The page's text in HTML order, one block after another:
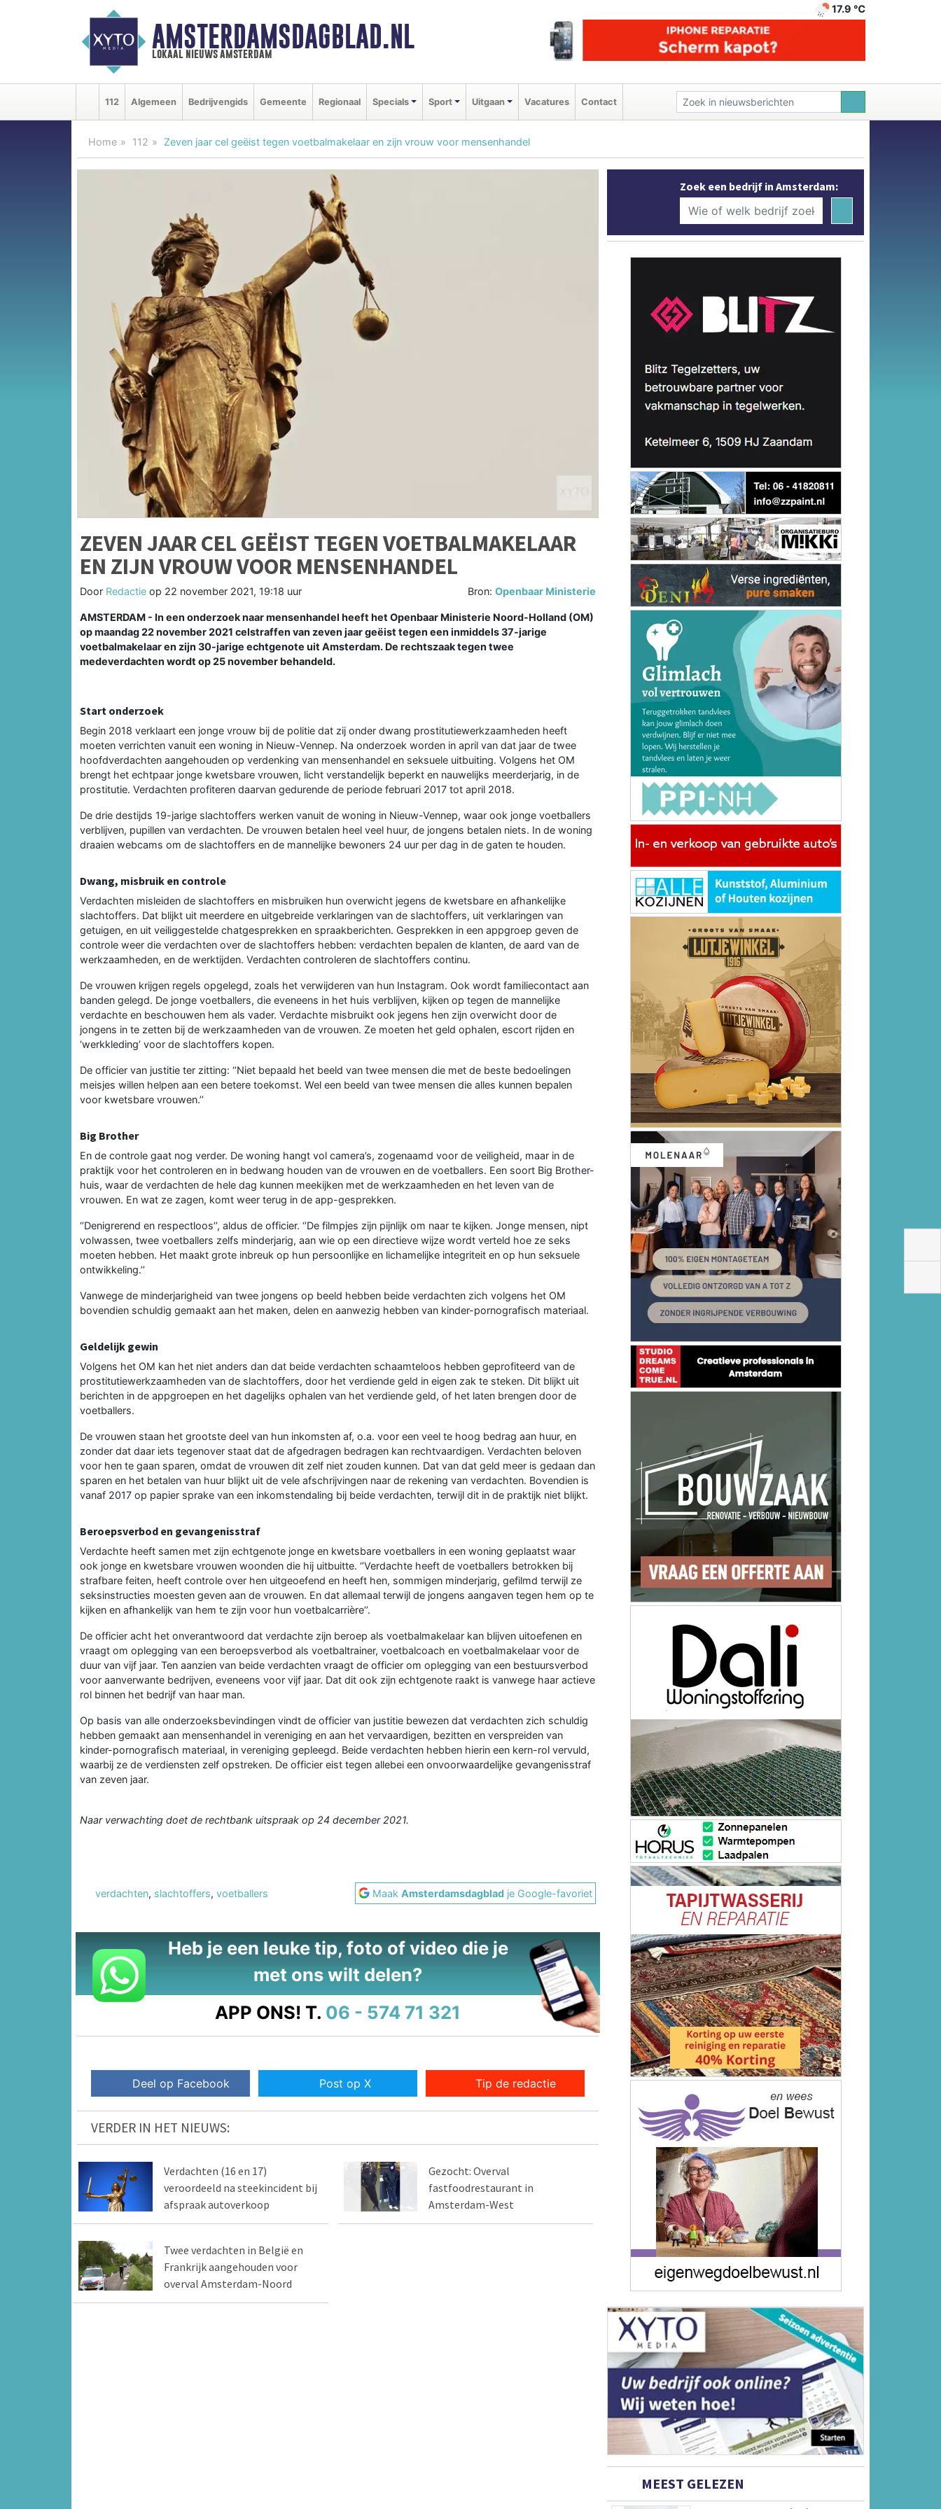
AMSTERDAMSDAGBLAD.NL
lokaal nieuws amsterdam
17.9 ℃
112 Algemeen Bedrijvengids Gemeente Regionaal Specials Sport Uitgaan Vacatures Contact
Home 112 Zeven jaar cel geëist tegen voetbalmakelaar en zijn vrouw voor mensenhandel
ZEVEN JAAR CEL GEËIST TEGEN VOETBALMAKELAAR
EN ZIJN VROUW VOOR MENSENHANDEL
Door Redactie op 22 november 2021, 19:18 uur Bron:Openbaar Ministerie
AMSTERDAM - In een onderzoek naar mensenhandel heeft het Openbaar Ministerie Noord-Holland (OM)
op maandag 22 november 2021 celstraffen van zeven jaar geëist tegen een inmiddels 37-jarige
voetbalmakelaar en zijn 30-jarige echtgenote uit Amsterdam. De rechtszaak tegen twee
medeverdachten wordt op 25 november behandeld.
Start onderzoek
Begin 2018 verklaart een jonge vrouw bij de politie dat zij onder dwang prostitutiewerkzaamheden heeft
moeten verrichten vanuit een woning in Nieuw-Vennep. Na onderzoek worden in april van dat jaar de twee
hoofdverdachten aangehouden op verdenking van mensenhandel en seksuele uitbuiting. Volgens het OM
brengt het echtpaar jonge kwetsbare vrouwen, licht verstandelijk beperkt en nauwelijks meerderjarig, in de
prostitutie. Verdachten profiteren daarvan gedurende de periode februari 2017 tot april 2018.
De drie destijds 19-jarige slachtoffers werken vanuit de woning in Nieuw-Vennep, waar ook jonge voetballers
verblijven, pupillen van verdachten. De vrouwen betalen heel veel huur, de jongens betalen niets. In de woning
draaien webcams om de slachtoffers en de mannelijke bewoners 24 uur per dag in de gaten te houden.
Dwang, misbruik en controle
Verdachten misleiden de slachtoffers en misbruiken hun overwicht jegens de kwetsbare en afhankelijke
slachtoffers. Dat blijkt uit meerdere en uitgebreide verklaringen van de slachtoffers, uit verklaringen van
getuigen, en uit veiliggestelde chatgesprekken en spraakberichten. Gesprekken in een appgroep geven de
controle weer die verdachten over de slachtoffers hebben: verdachten bepalen de klanten, de aard van de
werkzaamheden, en de werktijden. Verdachten controleren de slachtoffers continu.
De vrouwen krijgen regels opgelegd, zoals het verwijderen van hun Instagram. Ook wordt familiecontact aan
banden gelegd. De jonge voetballers, die eveneens in het huis verblijven, kijken op tegen de mannelijke
verdachte en beschouwen hem als vader. Verdachte misbruikt ook jegens hen zijn overwicht door de
jongens in te zetten bij de werkzaamheden van de vrouwen. Ze moeten het geld ophalen, escort rijden en
‘werkkleding’ voor de slachtoffers kopen.
De officier van justitie ter zitting: ‘’Niet bepaald het beeld van twee mensen die met de beste bedoelingen
meisjes willen helpen aan een betere toekomst. Wel een beeld van twee mensen die alles kunnen bepalen
voor kwetsbare vrouwen.’’
Big Brother
En de controle gaat nog verder. De woning hangt vol camera’s, zogenaamd voor de veiligheid, maar in de
praktijk voor het controleren en in bedwang houden van de vrouwen en de voetballers. Een soort Big Brother-
huis, waar de verdachten de hele dag kunnen meekijken met de werkzaamheden en het leven van de
vrouwen. En wat ze zagen, komt weer terug in de app-gesprekken.
‘’Denigrerend en respectloos’’, aldus de officier. ‘’De filmpjes zijn pijnlijk om naar te kijken. Jonge mensen, nipt
volwassen, twee voetballers zelfs minderjarig, aan wie op een directieve wijze wordt verteld hoe ze seks
moeten hebben. Het maakt grote inbreuk op hun persoonlijke en lichamelijke integriteit en op hun seksuele
ontwikkeling.’’
Vanwege de minderjarigheid van twee jongens op beeld hebben beide verdachten zich volgens het OM
bovendien schuldig gemaakt aan het maken, delen en aanwezig hebben van kinder-pornografisch materiaal.
Geldelijk gewin
Volgens het OM kan het niet anders dan dat beide verdachten schaamteloos hebben geprofiteerd van de
prostitutiewerkzaamheden van de slachtoffers, door het verdiende geld in eigen zak te steken. Dit blijkt uit
berichten in de appgroepen en het dagelijks ophalen van het verdiende geld, of het laten brengen door de
voetballers.
De vrouwen staan het grootste deel van hun inkomsten af, o.a. voor een veel te hoog bedrag aan huur, en
zonder dat daar iets tegenover staat dat de afgedragen bedragen kan rechtvaardigen. Verdachten beloven
voor hen te gaan sparen, omdat de vrouwen dit zelf niet zouden kunnen. Dat van dat geld meer is gedaan dan
sparen en het betalen van huur blijkt uit de vele afschrijvingen naar de rekening van verdachten. Bovendien is
vanaf 2017 op papier sprake van een inkomstendaling bij beide verdachten, terwijl dit in de praktijk niet blijkt.
Beroepsverbod en gevangenisstraf
Verdachte heeft samen met zijn echtgenote jonge en kwetsbare voetballers in een woning geplaatst waar
ook jonge en kwetsbare vrouwen woonden die hij uitbuitte. ‘’Verdachte heeft de voetballers betrokken bij
strafbare feiten, heeft controle over hen uitgeoefend en heeft hen, sommigen minderjarig, gefilmd terwijl ze
seksinstructies moesten geven aan de vrouwen. En dat allemaal terwijl de jongens aangaven tegen hem op te
kijken en afhankelijk van hem te zijn voor hun voetbalcarrière’’.
De officier acht het onverantwoord dat verdachte zijn beroep als voetbalmakelaar kan blijven uitoefenen en
vraagt om oplegging van een beroepsverbod als voetbaltrainer, voetbalcoach en voetbalmakelaar voor de
duur van vijf jaar. Ten aanzien van beide verdachten vraagt de officier om oplegging van een bestuursverbod
voor aanverwante bedrijven, eveneens voor vijf jaar. Dat dit ook zijn echtgenote raakt is vanwege haar actieve
rol binnen het bedrijf van haar man.
Op basis van alle onderzoeksbevindingen vindt de officier van justitie bewezen dat verdachten zich schuldig
hebben gemaakt aan mensenhandel in vereniging en aan het vervaardigen, bezitten en verspreiden van
kinder-pornografisch materiaal, in vereniging gepleegd. Beide verdachten hebben hierin een kern-rol vervuld,
waarbij ze de verdiensten zelf opstreken. De officier eist tegen allebei een onvoorwaardelijke gevangenisstraf
van zeven jaar.
Naar verwachting doet de rechtbank uitspraak op 24 december 2021.
verdachten, slachtoffers, voetballers MaakAmsterdamsdagblad je Google-favoriet
Heb je een leuke tip, foto of video die je
met ons wilt delen?
APP ONS! T. 06 - 574 71 321
Deel op Facebook Post op X Tip de redactie
VERDER IN HET NIEUWS:
Verdachten (16 en 17)
veroordeeld na steekincident bij
afspraak autoverkoop
Gezocht: Overval
fastfoodrestaurant in
Amsterdam-West
Twee verdachten in België en
Frankrijk aangehouden voor
overval Amsterdam-Noord
Zoek een bedrijf in Amsterdam:
MEEST GELEZEN